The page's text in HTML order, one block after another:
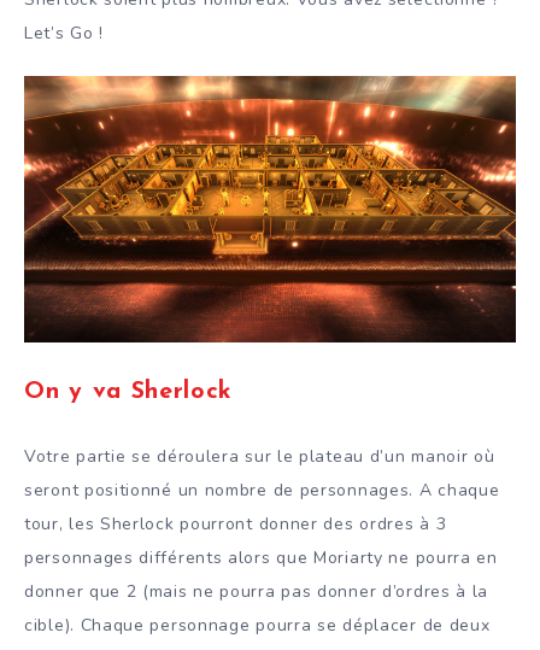
Let’s Go !
On y va Sherlock
Votre partie se déroulera sur le plateau d’un manoir où
seront positionné un nombre de personnages. A chaque
tour, les Sherlock pourront donner des ordres à 3
personnages différents alors que Moriarty ne pourra en
donner que 2 (mais ne pourra pas donner d’ordres à la
cible). Chaque personnage pourra se déplacer de deux